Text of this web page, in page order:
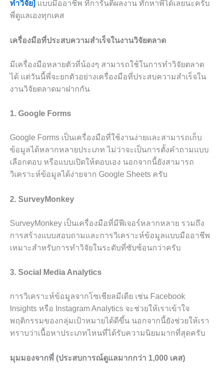
ทำวิจัย] แบบมืออาชีพ ที่การันตีผลงาน ทักหาพี่ได้เลยนะครับ
พี่ดูแลเองทุกเคส
เครื่องมือที่ประสบความสำเร็จในงานวิจัยตลาด
มีเครื่องมือหลายตัวที่น้องๆ สามารถใช้ในการทำวิจัยตลาด
ได้ แต่วันนี้พี่จะยกตัวอย่างเครื่องมือที่ประสบความสำเร็จใน
งานวิจัยตลาดมาฝากกัน
1. Google Forms
Google Forms เป็นเครื่องมือที่ใช้งานง่ายและสามารถเก็บ
ข้อมูลได้หลากหลายประเภท ไม่ว่าจะเป็นการตั้งคำถามแบบ
เลือกตอบ หรือแบบเปิดให้ตอบเอง นอกจากนี้ยังสามารถ
วิเคราะห์ข้อมูลได้ง่ายจาก Google Sheets ครับ
2. SurveyMonkey
SurveyMonkey เป็นเครื่องมือที่มีฟีเจอร์หลากหลาย รวมถึง
การสร้างแบบสอบถามและการวิเคราะห์ข้อมูลแบบมืออาชีพ
เหมาะสำหรับการทำวิจัยในระดับที่ซับซ้อนกว่าครับ
3. Social Media Analytics
การวิเคราะห์ข้อมูลจากโซเชียลมีเดีย เช่น Facebook
Insights หรือ Instagram Analytics จะช่วยให้เราเข้าใจ
พฤติกรรมของกลุ่มเป้าหมายได้ดีขึ้น นอกจากนี้ยังช่วยให้เรา
ทราบว่าเนื้อหาประเภทไหนที่ได้รับความนิยมมากที่สุดครับ
มุมมองจากพี่ (ประสบการณ์ดูแลมากกว่า 1,000 เคส)